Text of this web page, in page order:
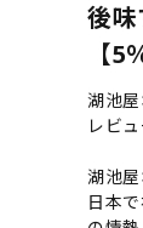
後
【
湖池
レビ
湖池
日本